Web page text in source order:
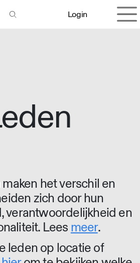
Login
het verschil en
zich door hun
verantwoordelijkheid en
Lees meer.
leden op locatie of